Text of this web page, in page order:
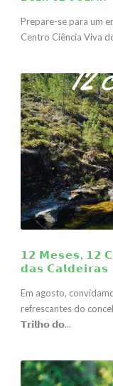
Prepare-se para um
Centro Ciência Viva
𝟭𝟮 𝗠𝗲𝘀𝗲𝘀, 𝟭𝟮
𝗱𝗮𝘀 𝗖𝗮𝗹𝗱𝗲𝗶𝗿𝗮𝘀
Em agosto,
refrescantes do
𝗧𝗿𝗶𝗹𝗵𝗼 𝗱𝗼...